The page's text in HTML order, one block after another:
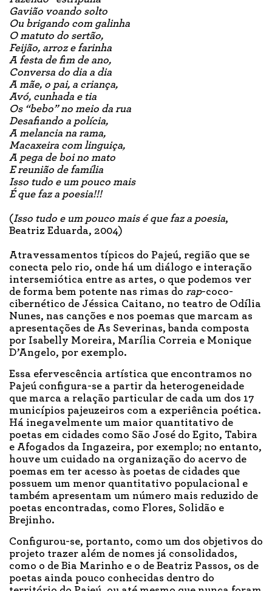
Gavião voando solto
Ou brigando com galinha
O matuto do sertão,
Feijão, arroz e farinha
A festa de fim de ano,
Conversa do dia a dia
A mãe, o pai, a criança,
Avó, cunhada e tia
Os “bebo” no meio da rua
Desafiando a polícia,
A melancia na rama,
Macaxeira com linguiça,
A pega de boi no mato
E reunião de família
Isso tudo e um pouco mais
É que faz a poesia!!!
(Isso tudo e um pouco mais é que faz a poesia,
Beatriz Eduarda, 2004)
Atravessamentos típicos do Pajeú, região que se
conecta pelo rio, onde há um diálogo e interação
intersemiótica entre as artes, o que podemos ver
de forma bem potente nas rimas do rap-coco-
cibernético de Jéssica Caitano, no teatro de Odília
Nunes, nas canções e nos poemas que marcam as
apresentações de As Severinas, banda composta
por Isabelly Moreira, Marília Correia e Monique
D’Angelo, por exemplo.
Essa efervescência artística que encontramos no
Pajeú configura-se a partir da heterogeneidade
que marca a relação particular de cada um dos 17
municípios pajeuzeiros com a experiência poética.
Há inegavelmente um maior quantitativo de
poetas em cidades como São José do Egito, Tabira
e Afogados da Ingazeira, por exemplo; no entanto,
houve um cuidado na organização do acervo de
poemas em ter acesso às poetas de cidades que
possuem um menor quantitativo populacional e
também apresentam um número mais reduzido de
poetas encontradas, como Flores, Solidão e
Brejinho.
Configurou-se, portanto, como um dos objetivos do
projeto trazer além de nomes já consolidados,
como o de Bia Marinho e o de Beatriz Passos, os de
poetas ainda pouco conhecidas dentro do